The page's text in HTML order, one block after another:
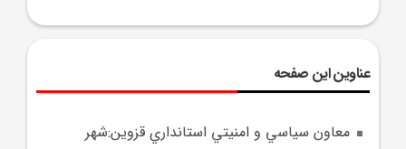
عناوین این صفحه
معاون سياسي و امنيتي استانداري قزوين:شهر